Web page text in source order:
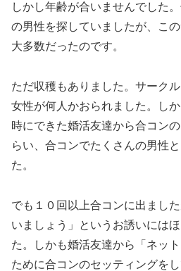
しかし年齢が合いませんでした
の男性を探していましたが、こ
大多数だったのです。
ただ収穫もありました。サーク
女性が何人かおられました。し
時にできた婚活友達から合コン
らい、合コンでたくさんの男性
た。
でも１０回以上合コンに出まし
いましょう」というお誘いには
た。しかも婚活友達から「ネッ
ために合コンのセッティングを